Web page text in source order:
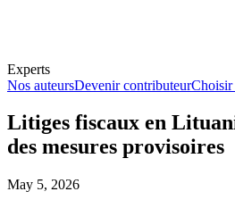
Experts
Nos auteursDevenir contributeurChoisir
En savoir plus sur la fiscalité
Litiges fiscaux en
des mesures provisoires
May 5, 2026